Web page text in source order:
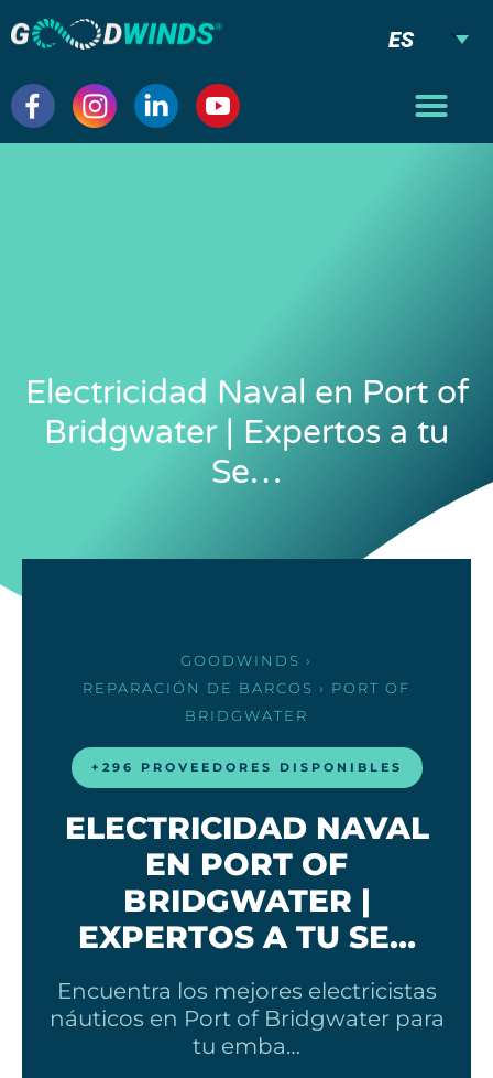
ES
Electricidad Naval en Port of
Bridgwater | Expertos a tu
Se…
GOODWINDS ›
REPARACIÓN DE BARCOS › PORT OF
BRIDGWATER
+296 PROVEEDORES DISPONIBLES
ELECTRICIDAD NAVAL
EN PORT OF
BRIDGWATER |
EXPERTOS A TU SE…
Encuentra los mejores electricistas
náuticos en Port of Bridgwater para
tu emba…